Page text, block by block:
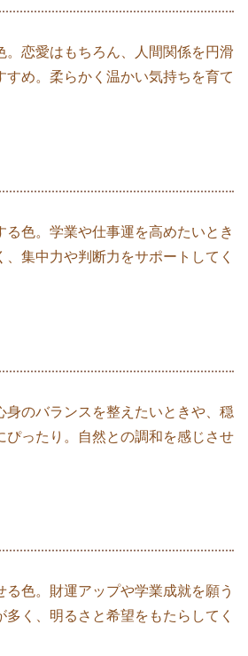
。恋愛はもちろん、人間関係を円滑
すめ。柔らかく温かい気持ちを育て
る色。学業や仕事運を高めたいとき
集中力や判断力をサポートしてく
身のバランスを整えたいときや、穏
ぴったり。自然との調和を感じさせ
る色。財運アップや学業成就を願う
多く、明るさと希望をもたらしてく